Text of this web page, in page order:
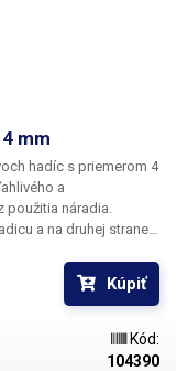
mm
hadíc s priemerom 4
a
použitia náradia.
a na druhej strane
Kúpiť
Kód:
104390